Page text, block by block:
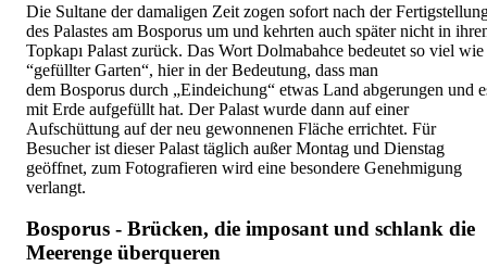
Die Sultane der damaligen Zeit zogen sofort nach der
des Palastes am Bosporus um und kehrten auch später nicht in
Topkapı Palast zurück. Das Wort Dolmabahce bedeutet so viel wie
“gefüllter Garten“, hier in der Bedeutung, dass man
dem Bosporus durch „Eindeichung“ etwas Land abgerungen und
mit Erde aufgefüllt hat. Der Palast wurde dann auf einer
Aufschüttung auf der neu gewonnenen Fläche errichtet. Für
Besucher ist dieser Palast täglich außer Montag und Dienstag
geöffnet, zum Fotografieren wird eine besondere Genehmigung
verlangt.
Bosporus - Brücken, die imposant und schlank die
Meerenge überqueren